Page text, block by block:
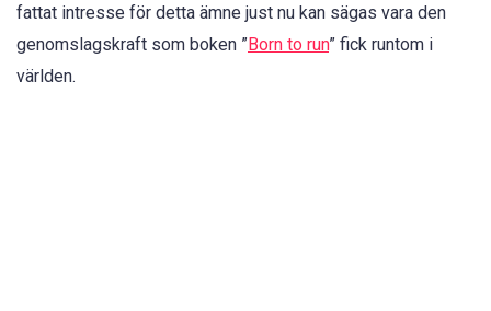
fattat intresse för detta ämne just nu kan sägas vara den
genomslagskraft som boken ”Born to run” fick runtom i
världen.